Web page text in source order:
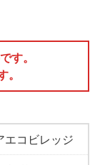
す。
エコビレッジ